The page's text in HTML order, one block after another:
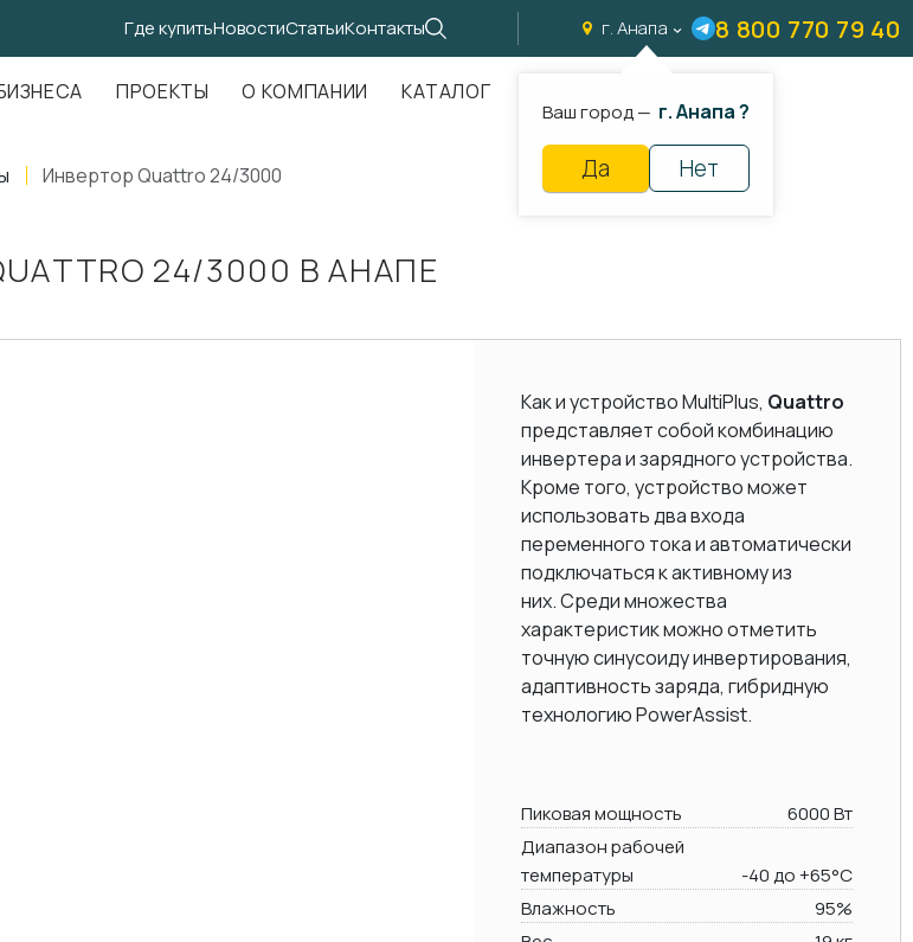
Где купитьНовостиСтатьиКонтакты г. Анапа
Ваш город — г. Анапа ?
Да Нет
8 800 770 79 40
ПРОЕКТЫ О КОМПАНИИ КАТАЛОГ
Инвертор Quattro 24/3000
24/3000 В АНАПЕ
Как и устройство MultiPlus, Quattro
представляет собой комбинацию
инвертера и зарядного устройства.
Кроме того, устройство может
использовать два входа
переменного тока и автоматически
подключаться к активному из
них. Среди множества
характеристик можно отметить
точную синусоиду инвертирования,
адаптивность заряда, гибридную
технологию PowerAssist.
Пиковая мощность
6000 Вт
Диапазон рабочей
температуры
-40 до +65°C
Влажность
95%